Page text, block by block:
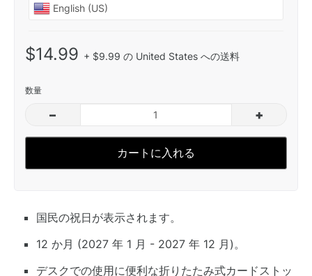
$14.99 + $9.99 の United States への送料
数量
– +
カートに入れる
国民の祝日が表示されます。
12 か月 (2027 年 1 月 - 2027 年 12 月)。
デスクでの使用に便利な折りたたみ式カードストッ